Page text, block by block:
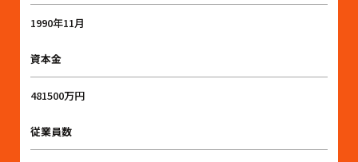
1990年11月
資本金
481500万円
従業員数